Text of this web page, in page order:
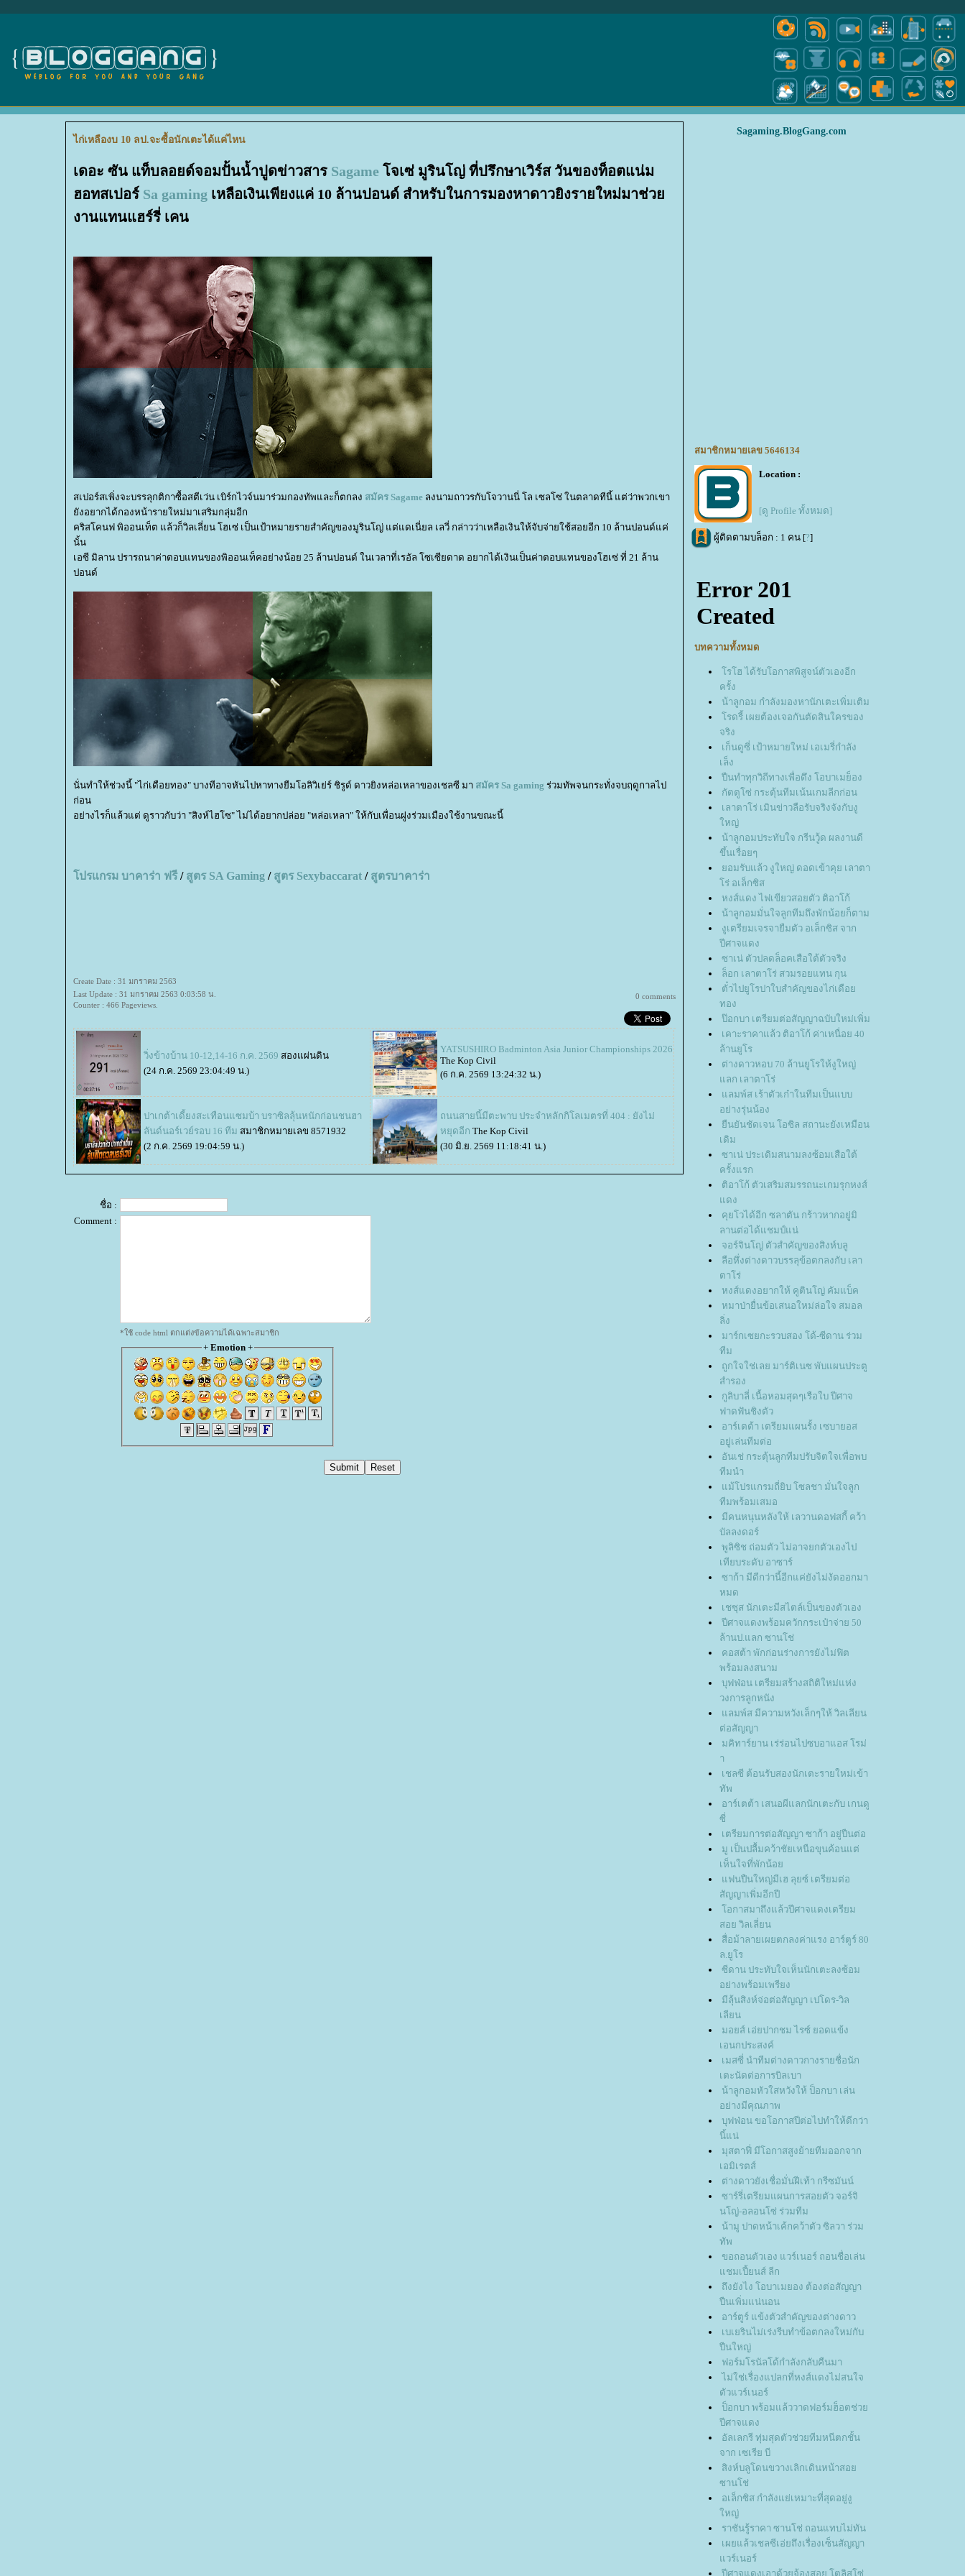
ไก่เหลืองบ 10 ลป.จะซื้อนักเตะได้แค่ไหน
เดอะ ซัน แท็บลอยด์จอมปั้นน้ำปูดข่าวสาร Sagame จเซ่ มูรินโญ่ ที่ปรึกษาเวิร์ส วันของท็อตแน่ม
ฮอทสเปอร์ Sa gaming เหลือเงินเพียงแค่ 10 ล้านปอนด์ สำหรับในการมองหาดาวยิงรายใหม่มาช่ว
งานแทนแฮร์รี่ เคน
สเปอร์สเพิ่งจะบรรลุกติกาซื้อสตีเว่น เบิร์กไวจ์นมาร่วมกองทัพและก็ตกลง สมัคร Sagame ลงนามถาวรกับโจวานนี่ โล เซลโซ่ ในตลาดทีนี้ แต่ว่าพวกเขา
ังอยากได้กองหน้ารายใหม่มาเสริมกลุ่มอีก
คริสโคนฟ พิออนเท็ต แล้วก็วิลเลี่ยน โฮเซ่ เป็นเป้าหมายรายสำคัญของมูรินโญ่ แต่แดเนี่ยล เลวี่ กล่าวว่าเหลือเงินให้จับจ่ายใช้สอยอีก 10 ล้านปอนด์แค่
นั้น
เอซี มิลาน ปรารถนาค่าตอบแทนของพิออนเท็คอย่างน้อย 25 ล้านปอนด์ ในเวลาที่เรอัล โซเซียดาด อยากได้เงินเป็นค่าตอบแทนของโฮเซ่ ที่ 21 ล้าน
ปอนด์
นั่นทำให้ช่วงนี้ "ไก่เดือยทอง" บางทีอาจหันไปหาทางยืมโอลิวิเย่ร์ ชิรูด์ ดาวยิงหล่อเหลาของเชลซี มา สมัคร Sa gaming ร่วมทัพจนกระทั่งจบฤดูกาลไป
ก่อน
อย่างไรก็แล้วแต่ ดูราวกับว่า "สิงห์ไฮโซ" ไม่ได้อยากปล่อย "หล่อเหลา" ให้กับเพื่อนฝูงร่วมเมืองใช้งานขณะนี้
ปรแกรม บาคาร่า ฟรี/ สูตร SA Gaming / สูตร Sexybaccarat / สูตรบาคาร่า
Create Date : 31 มกราคม 2563
Last Update : 31 มกราคม 2563 0:03:58 น.
Counter : 466 Pageviews.
0 comments
วิ่งข้างบ้าน 10-12,14-16 ก.ค. 2569 สองแผ่นดิน
(24 ก.ค. 2569 23:04:49 น.)
YATSUSHIRO Badminton Asia Junior Championships 2026
The Kop Civil
(6 ก.ค. 2569 13:24:32 น.)
ปาเกต้าเดี้ยงสะเทือนแซมบ้า บราซิลลุ้นหนักก่อนชนฮา
ลันด์นอร์เวย์รอบ 16 ทีม สมาชิกหมายเลข 8571932
(2 ก.ค. 2569 19:04:59 น.)
ถนนสายนี้มีตะพาบ ประจำหลักกิโลเมตรที่ 404 : ยังไม่
หยุดอีก The Kop Civil
(30 มิ.ย. 2569 11:18:41 น.)
ชื่อ :
Comment :
*ใช้ code html ตกแต่งข้อความได้เฉพาะสมาชิก
+ Emotion+
Sagaming.BlogGang.com
สมาชิกหมายเลข 5646134
Location :
[ดู Profile ทั้งหมด]
ผู้ติดตามบล็อก : 1 คน [?]
บทความทั้งหมด
รโฮ ได้รับโอกาสพิสูจน์ตัวเองอีก
ครั้ง
น้าลูกอม กำลังมองหานักเตะเพิ่มเติม
รดรี้ เผยต้องเจอกันตัดสินใครของ
จริง
เก็นดูซี่ เป้าหมายใหม่ เอเมรี่กำลัง
เล็ง
ปืนทำทุกวิถีทางเพื่อดึง โอบาเมย็อง
กัตตูโซ่ กระตุ้นทีมเน้นเกมลีกก่อน
เลาตาโร่ เมินข่าวลือรับจริงจังกับงู
หญ่
น้าลูกอมประทับใจ กรีนวู้ด ผลงานดี
ขึ้นเรื่อยๆ
อมรับแล้ว งูใหญ่ ดอดเข้าคุย เลาตา
ร่ อเล็กซิส
หงส์แดง ไฟเขียวสอยตัว ติอาโก้
น้าลูกอมมั่นใจลูกทีมถึงพักน้อยก็ตาม
งูเตรียมเจรจายืมตัว อเล็กซิส จาก
ปีศาจแดง
ซาเน่ ตัวปลดล็อคเสือใต้ตัวจริง
ล็อก เลาตาโร่ สวมรอยแทน กุน
ตั๋วไปยูโรปาใบสำคัญของไก่เดือ
ทอง
ป๊อกบา เตรียมต่อสัญญาฉบับใหม่เพิ่ม
เคาะราคาแล้ว ติอาโก้ ค่าเหนื่อย 40
ล้านยูโร
ต่างดาวหอบ 70 ล้านยูโรให้งูใหญ่
ลก เลาตาโร่
ลมพ์ส เร้าตัวเก๋าในทีมเป็นแบบ
อย่างรุ่นน้อง
ืนยันชัดเจน โอซิล สถานะยังเหมือน
เดิม
ซาเน่ ประเดิมสนามลงซ้อมเสือใต้
ครั้งแรก
ติอาโก้ ตัวเสริมสมรรถนะเกมรุกหงส์
ดง
คุยโวได้อีก ซลาตัน กร้าวหากอยู่มิ
ลานต่อได้แชมป์แน่
จอร์จินโญ่ ตัวสำคัญของสิงห์บลู
ลือหึ่งต่างดาวบรรลุข้อตกลงกับ เลา
ตาโร่
หงส์แดงอยากให้ คูตินโญ่ คัมแบ็ค
หมาป่ายื่นข้อเสนอใหม่ล่อใจ สมอล
ลิ่ง
มาร์กเซยกะรวบสอง โด้-ซีดาน ร่วม
ทีม
ถูกใจใช่เลย มาร์ติเนซ พับแผนประตู
สำรอง
กูลิบาลี่ เนื้อหอมสุดๆเรือใบ ปีศาจ
ฟาดฟันชิงตัว
อาร์เตต้า เตรียมแผนรั้ง เซบายอส
อยู่เล่นทีมต่อ
อันเช่ กระตุ้นลูกทีมปรับจิตใจเพื่อพบ
ทีมนำ
ม้โปรแกรมถี่ยิบ โซลชา มั่นใจลูก
ทีมพร้อมเสมอ
มีคนหนุนหลังให้ เลวานดอฟสกี้ คว้า
บัลลงดอร์
พูลิซิช ถ่อมตัว ไม่อาจยกตัวเองไป
เทียบระดับ อาซาร์
ซาก้า มีดีกว่านี้อีกแค่ยังไม่งัดออกมา
หมด
เชซุส นักเตะมีสไตล์เป็นของตัวเอง
ปีศาจแดงพร้อมควักกระเป๋าจ่าย 50
ล้านป.แลก ซานโช่
คอสต้า พักก่อนร่างการยังไม่ฟิต
พร้อมลงสนาม
บุฟฟ่อน เตรียมสร้างสถิติใหม่แห่ง
วงการลูกหนัง
ลมพ์ส มีความหวังเล็กๆให้ วิลเลียน
ต่อสัญญา
มคิทาร์ยาน เร่ร่อนไปซบอาแอส โรม่
า
เชลซี ต้อนรับสองนักเตะรายใหม่เข้า
ทัพ
อาร์เตต้า เสนอผีแลกนักเตะกับ เกนดู
ซี่
เตรียมการต่อสัญญา ซาก้า อยู่ปืนต่อ
มู เป็นปลื้มคว้าชัยเหนือขุนค้อนแต่
เห็นใจที่พักน้อ
ฟนปืนใหญ่มีเฮ ลุยซ์ เตรียมต่อ
สัญญาเพิ่มอีกปี
อกาสมาถึงแล้วปีศาจแดงเตรียม
สอย วิลเลี่ยน
สื่อม้าลายเผยตกลงค่าแรง อาร์ตูร์ 80
ล.ยูโร
ซีดาน ประทับใจเห็นนักเตะลงซ้อม
อย่างพร้อมเพรียง
มีลุ้นสิงห์จ่อต่อสัญญา เปโดร-วิล
เลียน
มอยส์ เอ่ยปากชม ไรซ์ ยอดแข้ง
เอนกประสงค์
เมสซี่ นำทีมต่างดาวกางรายชื่อนัก
เตะนัดต่อการบิลเบา
น้าลูกอมหัวใสหวังให้ ป็อกบา เล่น
อย่างมีคุณภาพ
บุฟฟ่อน ขอโอกาสปีต่อไปทำให้ดีกว่า
นี้แน่
มุสตาฟี่ มีโอกาสสูงย้ายทีมออกจาก
เอมิเรตส์
ต่างดาวยังเชื่อมั่นฝีเท้า กรีซมันน์
ซาร์รี่เตรียมแผนการสอยตัว จอร์จิ
นโญ่-อลอนโซ่ ร่วมทีม
น้ามู ปาดหน้าเค้กคว้าตัว ซิลวา ร่วม
ทัพ
ขอถอนตัวเอง แวร์เนอร์ ถอนชื่อเล่น
ชมเปี้ยนส์ ลีก
ถึงยังไง โอบาเมยอง ต้องต่อสัญญา
ปืนเพิ่มแน่นอน
อาร์ตูร์ แข้งตัวสำคัญของต่างดาว
เบเยรินไม่เร่งรีบทำข้อตกลงใหม่กับ
ปืนใหญ่
ฟอร์มโรนัลโด้กำลังกลับคืนมา
ไม่ใช่เรื่องแปลกที่หงส์แดงไม่สนใจ
ตัวแวร์เนอร์
ป็อกบา พร้อมแล้ววาดฟอร์มฮ็อตช่ว
ปีศาจแดง
อัลเลกรี ทุ่มสุดตัวช่วยทีมหนีตกชั้น
จาก เซเรีย บี
สิงห์บลูโดนขวางเลิกเดินหน้าสอ
ซานโช่
อเล็กซิส กำลังแย่เหมาะที่สุดอยู่งู
หญ่
ราชันรู้ราคา ซานโช่ ถอนแทบไม่ทัน
เผยแล้วเชลซีเอ่ยถึงเรื่องเซ็นสัญญา
วร์เนอร์
ปีศาจแดงเอาด้วยจ้องสอย โตลิสโซ่